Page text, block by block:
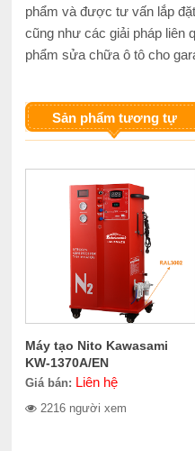
phẩm và được tư vấn lắp
cũng như các giải pháp liên
phẩm sửa chữa ô tô cho
Sản phẩm tương tự
Máy tạo Nito Kawasami
KW-1370A/EN
Giá bán: Liên hệ
2216 người xem